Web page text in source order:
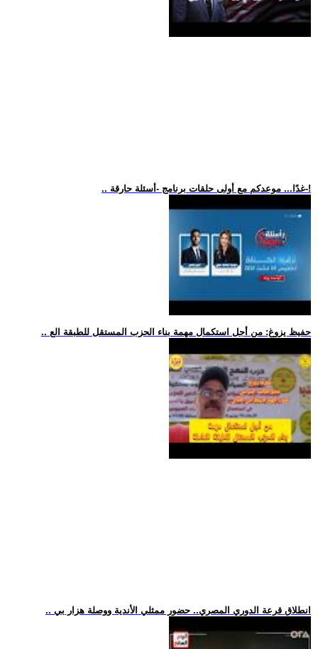
.. غدًا... موعدكم مع أولى حلقات برنامج -أسئلة حارقة-!
.. حفيظ يزوغ: من أجل استكمال مهمة بناء الحزب المستقل للطبقة الع
.. انطلاق قرعة الدوري المصري.. حضور ممثلي الأندية ووصلة هزار بي